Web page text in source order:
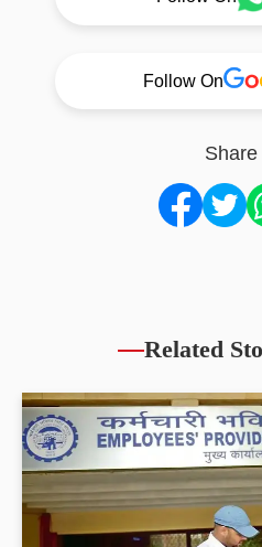
Follow On
Share
Related